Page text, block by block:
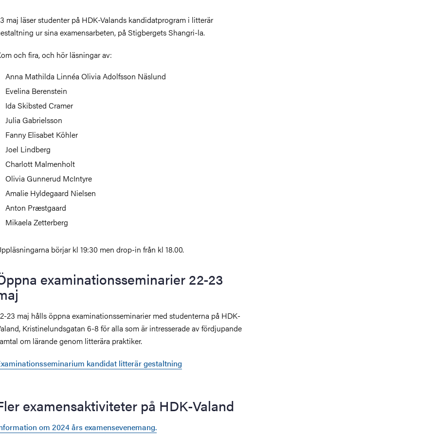
maj läser studenter på HDK-Valands kandidatprogram i litterär
ur sina examensarbeten, på Stigbergets Shangri-la.
och fira, och hör läsningar av:
Anna Mathilda Linnéa Olivia Adolfsson Näslund
Evelina Berenstein
Ida Skibsted Cramer
Julia Gabrielsson
Fanny Elisabet Köhler
Joel Lindberg
Charlott Malmenholt
Olivia Gunnerud McIntyre
Amalie Hyldegaard Nielsen
Anton Præstgaard
Mikaela Zetterberg
börjar kl 19:30 men drop-in från kl 18.00.
examinationsseminarier 22-23
23 maj hålls öppna examinationsseminarier med studenterna på HDK-
Kristinelundsgatan 6-8 för alla som är intresserade avfördjupande
om lärande genom litterära praktiker.
kandidat litterär gestaltning
examensaktiviteter på HDK-Valand
om 2024 års examensevenemang.